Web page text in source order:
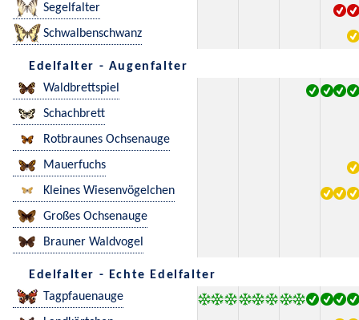
Segelfalter
Schwalbenschwanz
Edelfalter - Augenfalter
Waldbrettspiel
Schachbrett
Rotbraunes Ochsenauge
Mauerfuchs
Kleines Wiesenvögelchen
Großes Ochsenauge
Brauner Waldvogel
Edelfalter - Echte Edelfalter
Tagpfauenauge